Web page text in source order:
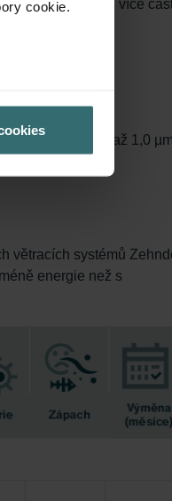
cookie.
která zachytí více
o velikosti 0,3 až 1,0
větracích systémů
energie než s